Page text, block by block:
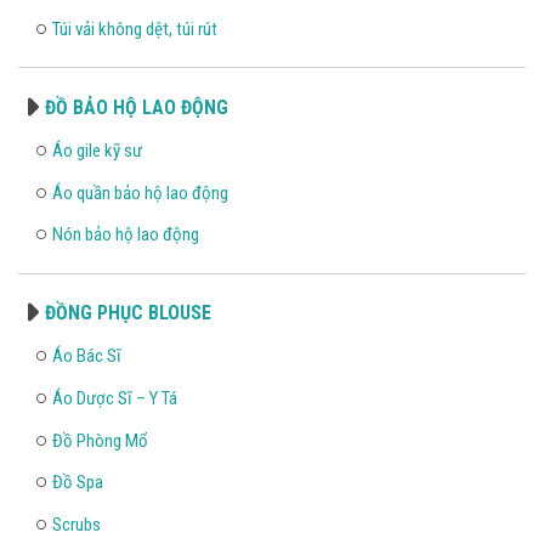
Túi vải không dệt, túi rút
ĐỒ BẢO HỘ LAO ĐỘNG
Áo gile kỹ sư
Áo quần bảo hộ lao động
Nón bảo hộ lao động
ĐỒNG PHỤC BLOUSE
Áo Bác Sĩ
Áo Dược Sĩ – Y Tá
Đồ Phòng Mổ
Đồ Spa
Scrubs